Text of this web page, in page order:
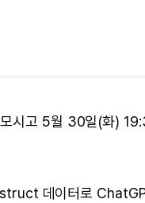
시고 5월 30일(화)
데이터로